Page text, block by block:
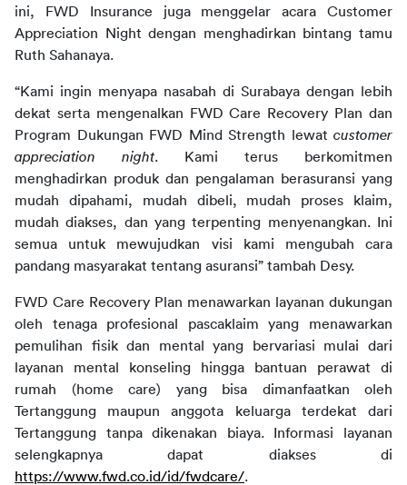
ini, FWD Insurance juga menggelar acara Customer
Appreciation Night dengan menghadirkan bintang tamu
Ruth Sahanaya.
“Kami ingin menyapa nasabah di Surabaya dengan lebih
dekat serta mengenalkan FWD Care Recovery Plan dan
Program Dukungan FWD Mind Strength lewat customer
appreciation night. Kami terus berkomitmen
menghadirkan produk dan pengalaman berasuransi yang
mudah dipahami, mudah dibeli, mudah proses klaim,
mudah diakses, dan yang terpenting menyenangkan. Ini
semua untuk mewujudkan visi kami mengubah cara
pandang masyarakat tentang asuransi” tambah Desy.
FWD Care Recovery Plan menawarkan layanan dukungan
oleh tenaga profesional pascaklaim yang menawarkan
pemulihan fisik dan mental yang bervariasi mulai dari
layanan mental konseling hingga bantuan perawat di
rumah (home care) yang bisa dimanfaatkan oleh
Tertanggung maupun anggota keluarga terdekat dari
Tertanggung tanpa dikenakan biaya. Informasi layanan
https://www.fwd.co.id/id/fwdcare/.